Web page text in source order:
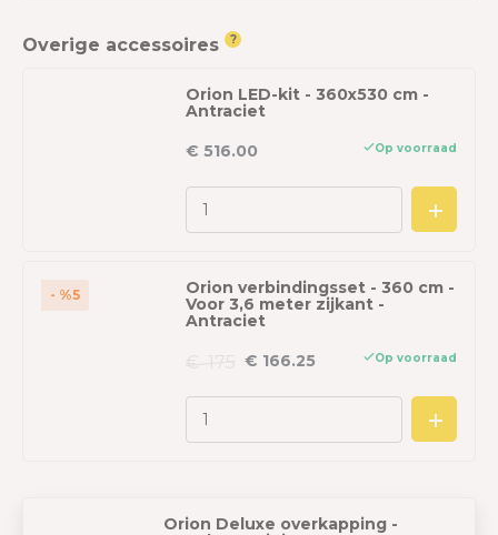
Overige accessoires ?
Orion LED-kit - 360x530 cm -
Antraciet
€ 516.00
Op voorraad
- %5
Orion verbindingsset - 360 cm -
Voor 3,6 meter zijkant -
Antraciet
€ 166.25
Op voorraad
Orion Deluxe overkapping -